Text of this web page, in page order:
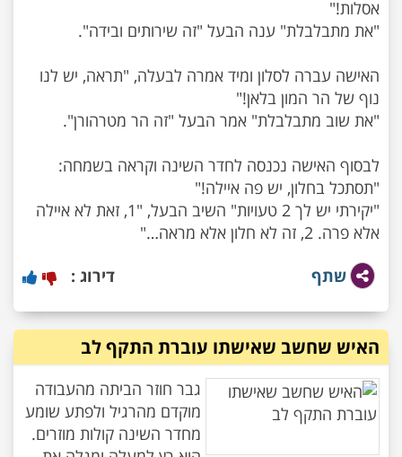
האישה עברה לסלון ומיד אמרה לבעלה, "תראה, יש לנו
לבסוף האישה נכנסה לחדר השינה וקראה בשמחה:
"יקירתי יש לך 2 טעויות" השיב הבעל, "1, זאת לא איילה
אלא פרה. 2, זה לא חלון אלא מראה…"
שתף
דירוג :
האיש שחשב שאישתו עוברת התקף לב
גבר חוזר הביתה מהעבודה
מוקדם מהרגיל ולפתע שומע
מחדר השינה קולות מוזרים.